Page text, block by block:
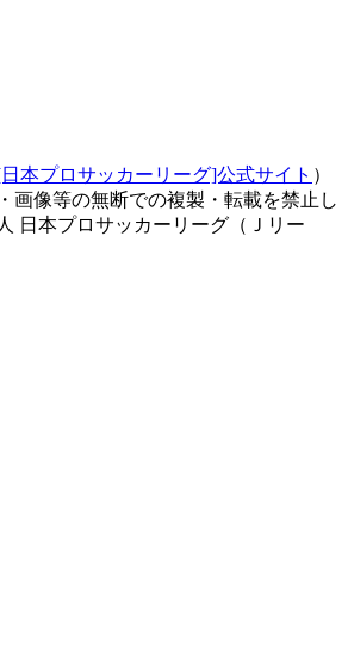
日本プロサッカーリーグ]公式サイト ）
画像等の無断での複製・転載を禁止し
日本プロサッカーリーグ（Ｊリー